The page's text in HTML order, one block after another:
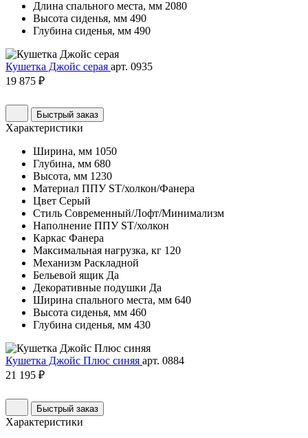
Длина спального места, мм 2080
Высота сиденья, мм 490
Глубина сиденья, мм 490
Кушетка Джойс серая арт. 0935
19 875 ₽
Быстрый заказ
Характеристики
Ширина, мм 1050
Глубина, мм 680
Высота, мм 1230
Материал ППУ ST/холкон/Фанера
Цвет Серый
Стиль Современный/Лофт/Минимализм
Наполнение ППУ ST/холкон
Каркас Фанера
Максимальная нагрузка, кг 120
Механизм Раскладной
Бельевой ящик Да
Декоративные подушки Да
Ширина спального места, мм 640
Высота сиденья, мм 460
Глубина сиденья, мм 430
Кушетка Джойс Плюс синяя арт. 0884
21 195 ₽
Быстрый заказ
Характеристики